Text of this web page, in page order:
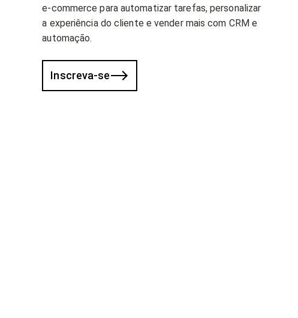
e-commerce para automatizar tarefas, personalizar
a experiência do cliente e vender mais com CRM e
automação.
Inscreva-se